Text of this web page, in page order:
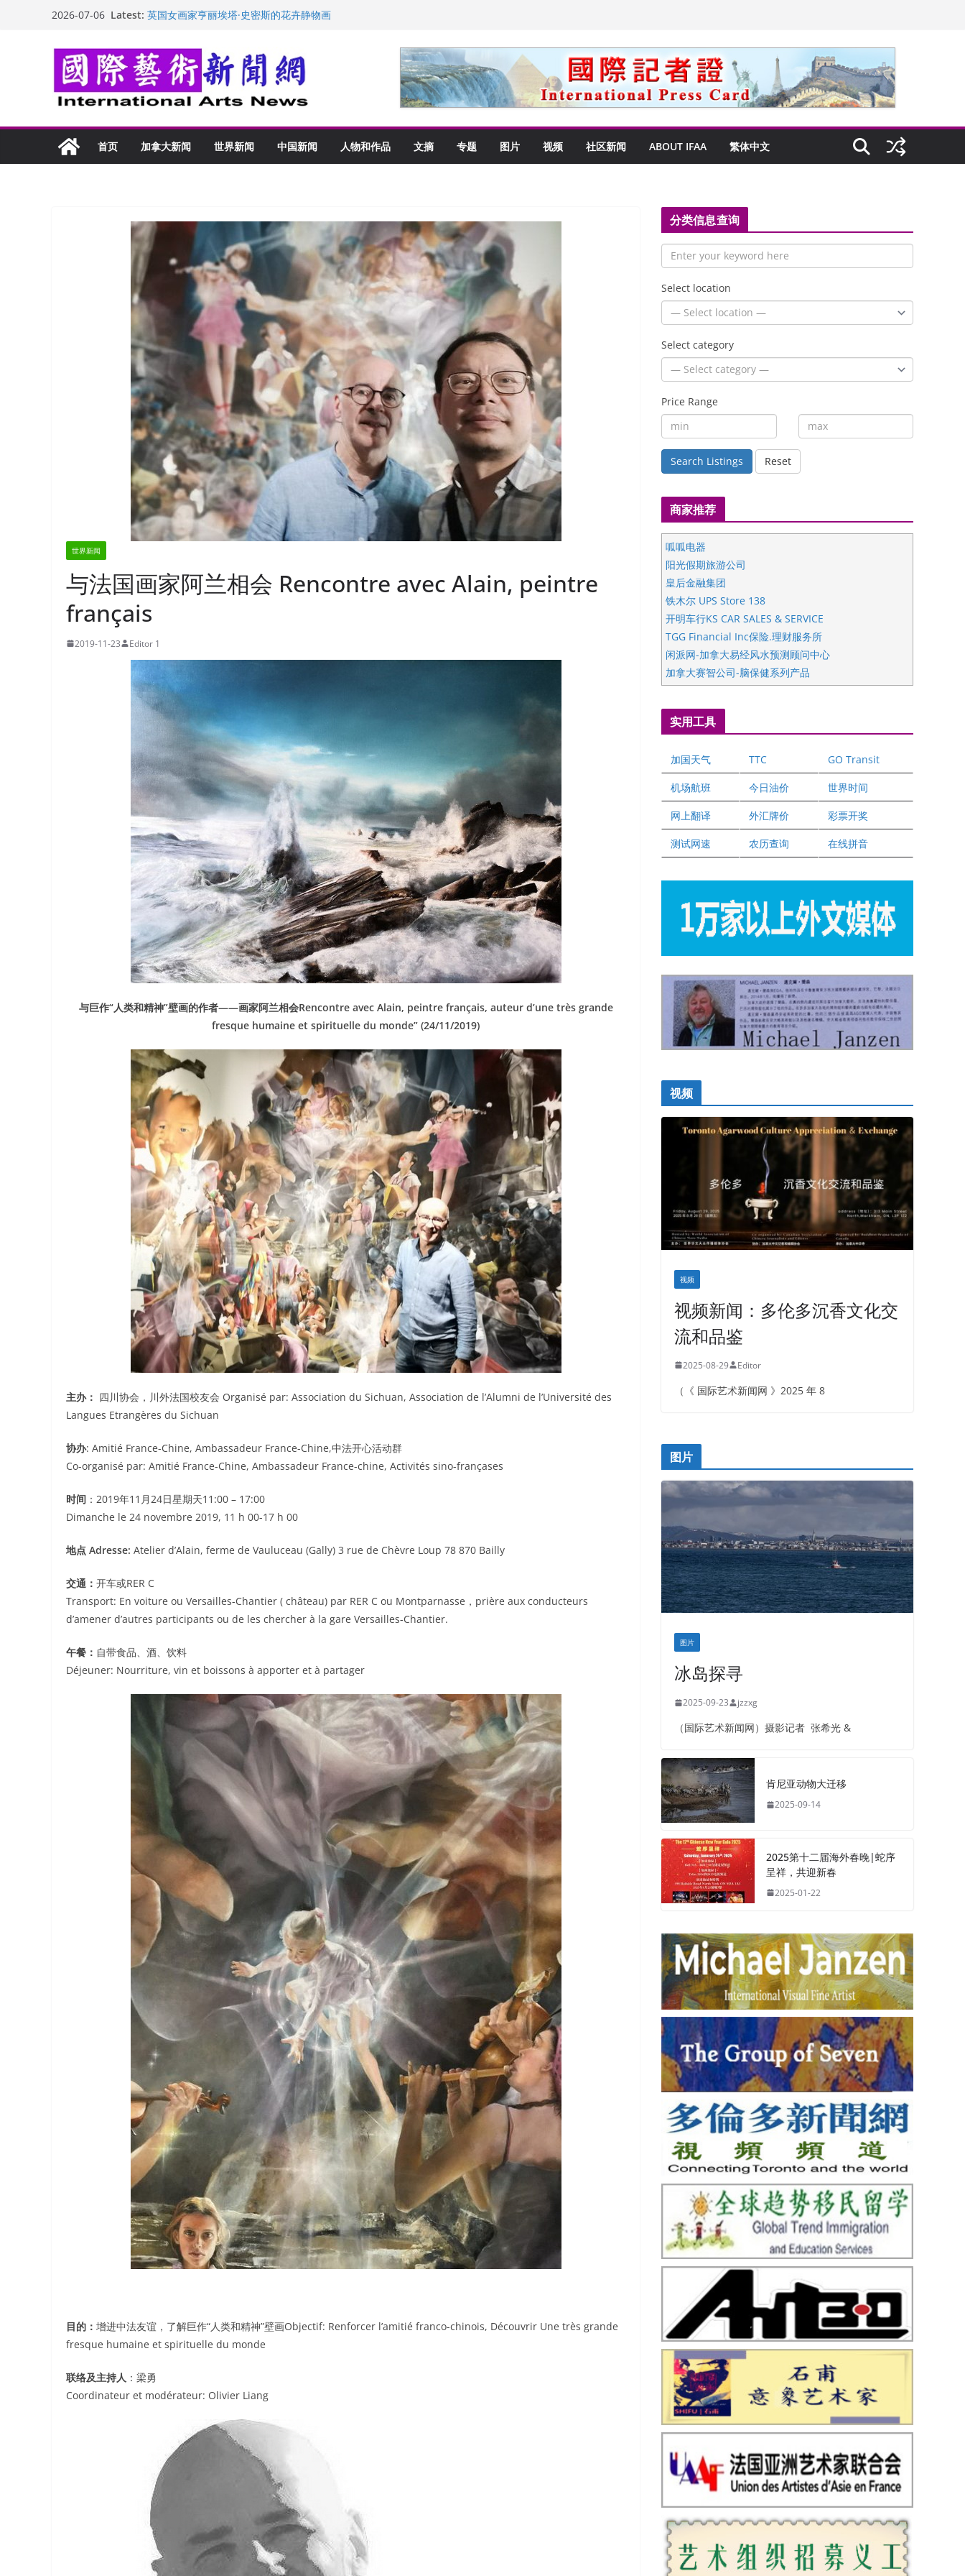
2026-07-06 Latest: 英国女画家亨丽埃塔·史密斯的花卉静物画
苏方 ：“字”得其乐
“梵心”归处：一场展览 连着攀枝花的千里乡愁
首页 加拿大新闻 世界新闻 中国新闻 人物和作品 文摘 专题 图片 视频 社区新闻 ABOUT IFAA 繁体中文
世界新闻
与法国画家阿兰相会 Rencontre avec Alain, peintre
français
2019-11-23 Editor 1
与巨作“人类和精神”壁画的作者——画家阿兰相会Rencontre avec Alain, peintre français, auteur d’une très grande
fresque humaine et spirituelle du monde” (24/11/2019)
主办： 四川协会，川外法国校友会 Organisé par: Association du Sichuan, Association de l’Alumni de l’Université des
Langues Etrangères du Sichuan
协办: Amitié France-Chine, Ambassadeur France-Chine,中法开心活动群
Co-organisé par: Amitié France-Chine, Ambassadeur France-chine, Activités sino-françases
时间 ：2019年11月24日星期天11:00 – 17:00
Dimanche le 24 novembre 2019, 11 h 00-17 h 00
地点 Adresse: Atelier d’Alain, ferme de Vauluceau (Gally) 3 rue de Chèvre Loup 78 870 Bailly
交通： 开车或RER C
Transport: En voiture ou Versailles-Chantier ( château) par RER C ou Montparnasse，prière aux conducteurs
d’amener d’autres participants ou de les chercher à la gare Versailles-Chantier.
午餐： 自带食品、酒、饮料
Déjeuner: Nourriture, vin et boissons à apporter et à partager
目的： 增进中法友谊，了解巨作“人类和精神”壁画Objectif: Renforcer l’amitié franco-chinois, Découvrir Une très grande
fresque humaine et spirituelle du monde
联络及主持人 ：梁勇
Coordinateur et modérateur: Olivier Liang
分类信息查询
Select location
Select category
Price Range
Search Listings Reset
商家推荐
呱呱电器
阳光假期旅游公司
皇后金融集团
铁木尔 UPS Store 138
开明车行KS CAR SALES & SERVICE
TGG Financial Inc保险.理财服务所
闲派网-加拿大易经风水预测顾问中心
加拿大赛智公司-脑保健系列产品
五星国艺拍卖及评估公司
国际注册执业营养师公会
爱德华连锁酒店万锦分店
健健宝公司
二十一世纪美联地产公司
全球趋势移民留学
盛达资本
正点印艺设计
实用工具
加国天气 TTC GO Transit
机场航班 今日油价 世界时间
网上翻译 外汇牌价 彩票开奖
测试网速 农历查询 在线拼音
视频
视频
视频新闻：多伦多沉香文化交
流和品鉴
2025-08-29 Editor
（《 国际艺术新闻网 》2025 年 8
图片
图片
冰岛探寻
2025-09-23 jzzxg
（国际艺术新闻网）摄影记者 张希光 &
肯尼亚动物大迁移
2025-09-14
2025第十二届海外春晚|蛇序
呈祥，共迎新春
2025-01-22